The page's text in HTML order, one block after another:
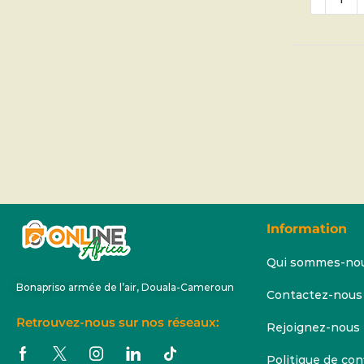
Bonapriso armée de l’air, Douala-Cameroun
Retrouvez-nous sur nos réseaux:
Information
Qui sommes-
Contactez-nous
Rejoignez-nous
Politique de